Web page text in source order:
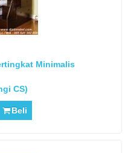
Minimalis
CS)
Beli